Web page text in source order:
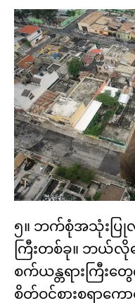
၅။ ဘက်စုံအသုံးပြု
ကြီးတစ်ခု။ ဘယ်လိုန
စက်ယန္တရားကြီ
စိတ်ဝင်စားစရာကေ